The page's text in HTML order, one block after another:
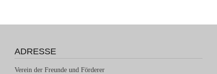
ADRESSE
Verein der Freunde und Förderer